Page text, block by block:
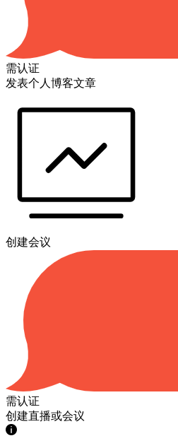
需认证
发表个人博客文章
创建会议
需认证
创建直播或会议